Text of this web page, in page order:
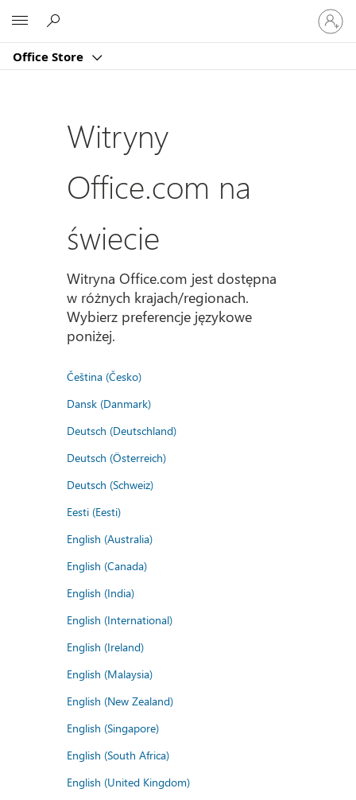
Office Store
Zaloguj
się
do
konta
Witryny
Office.com na
świecie
Witryna Office.com jest dostępna
w różnych krajach/regionach.
Wybierz preferencje językowe
poniżej.
Čeština (Česko)
Dansk (Danmark)
Deutsch (Deutschland)
Deutsch (Österreich)
Deutsch (Schweiz)
Eesti (Eesti)
English (Australia)
English (Canada)
English (India)
English (International)
English (Ireland)
English (Malaysia)
English (New Zealand)
English (Singapore)
English (South Africa)
English (United Kingdom)